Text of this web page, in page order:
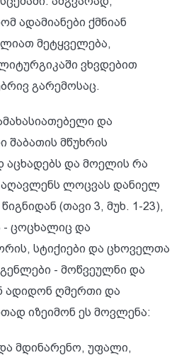
ადამიანები ქმნიან
მეტყველება,
ვხვდებით
გარემოსაც.
და
შაბათის მწუხრის
აცხადებს და მოელის რა
ლოცვას დანიელ
(თავი 3, მუხ. 1-23),
- ცოცხალიც და
სტიქიები და ცხოველთა
- მოწვეულნი და
ადიდონ ღმერთი და
იზეიმონ ეს მოვლენა:
მდინარენო, უფალი,